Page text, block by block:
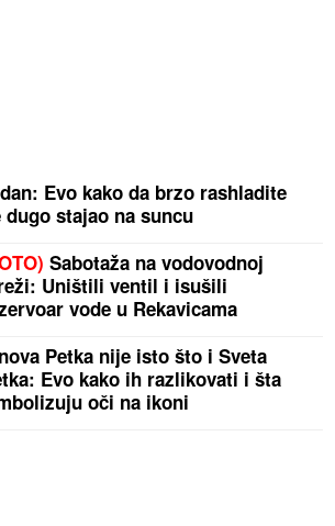
Evo kako da brzo rashladite
stajao na suncu
Sabotaža na vodovodnoj
Uništili ventil i isušili
vode u Rekavicama
Petka nije isto što i Sveta
Evo kako ih razlikovati i šta
oči na ikoni